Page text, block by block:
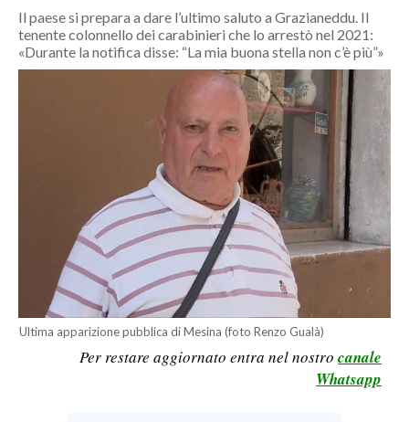
ITALIA
SERVIZI ALLE IMPRESE
SPORT IN SARDEGNA
Il paese si prepara a dare l’ultimo saluto a Grazianeddu. Il
tenente colonnello dei carabinieri che lo arrestò nel 2021:
«Durante la notifica disse: “La mia buona stella non c’è più”»
Ultima apparizione pubblica di Mesina (foto Renzo Gualà)
Per restare aggiornato entra nel nostro canale
Whatsapp